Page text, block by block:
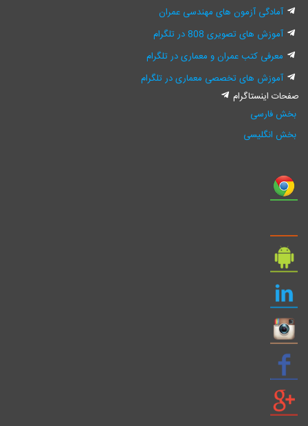
آمادگی آزمون های مهندسی عمران
آموزش های تصویری 808 در تلگرام
معرفی کتب عمران و معماری در تلگرام
آموزش های تخصصی معماری در تلگرام
صفحات اینستاگرام
بخش فارسی
بخش انگلیسی